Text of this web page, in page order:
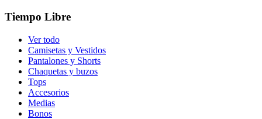
Tiempo Libre
Ver todo
Camisetas y Vestidos
Pantalones y Shorts
Chaquetas y buzos
Tops
Accesorios
Medias
Bonos